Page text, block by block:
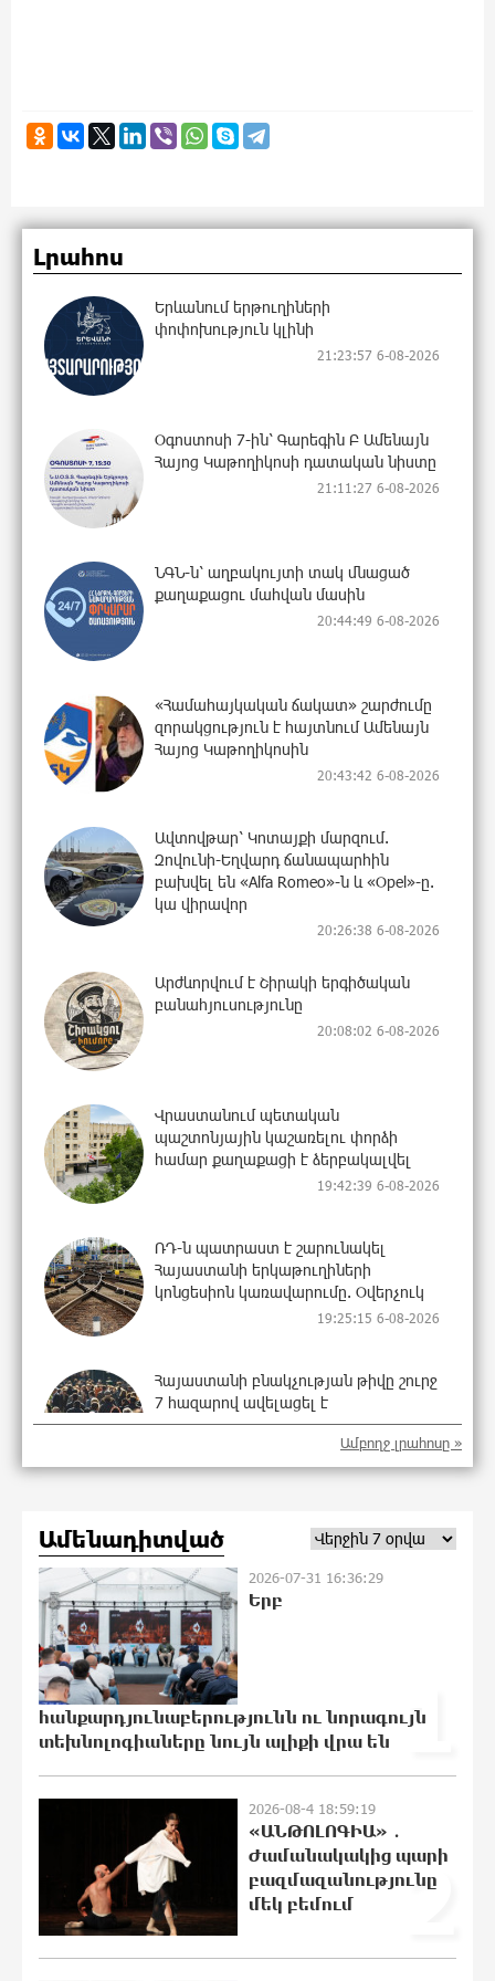
Լրահոս
Երևանում երթուղիների
փոփոխություն կլինի
21:23:57 6-08-2026
Օգոստոսի 7-ին՝ Գարեգին Բ Ամենայն
Հայոց Կաթողիկոսի դատական նիստը
21:11:27 6-08-2026
ՆԳՆ-ն՝ աղբակույտի տակ մնացած
քաղաքացու մահվան մասին
20:44:49 6-08-2026
«Համահայկական ճակատ» շարժումը
զորակցություն է հայտնում Ամենայն
Հայոց Կաթողիկոսին
20:43:42 6-08-2026
Ավտովթար՝ Կոտայքի մարզում.
Զովունի-Եղվարդ ճանապարհին
բախվել են «Alfa Romeo»-ն և «Opel»-ը.
կա վիրավոր
20:26:38 6-08-2026
Արժևորվում է Շիրակի երգիծական
բանահյուսությունը
20:08:02 6-08-2026
Վրաստանում պետական ​​
պաշտոնյային կաշառելու փորձի
համար քաղաքացի է ձերբակալվել
19:42:39 6-08-2026
ՌԴ-ն պատրաստ է շարունակել
Հայաստանի երկաթուղիների
կոնցեսիոն կառավարումը. Օվերչուկ
19:25:15 6-08-2026
Հայաստանի բնակչության թիվը շուրջ
7 հազարով ավելացել է
19:07:40 6-08-2026
Լիբանանում «Հըզբոլլահ»-ի
հրամանատարական կետերի և
պահեստների վրա
«Ռեալ Մադրիդ»-ն ու «ՌԲ Լայպցիգը»
համաձայնության են եկել Յան
Դիոմանդեի տրանսֆերի վերաբերյալ
18:30:50 6-08-2026
ուսանողներին առաջարկում է
պահանջարկ չունեցող
մասնագիտություններ. Ատոմ
Մխիթարյան
18:19:46 6-08-2026
Հայրենիքը փոքրանում է մեր աչքերի
Ամբողջ լրահոսը »
Ամենադիտված
1
2026-07-31 16:36:29
Երբ
հանքարդյունաբերությունն ու նորագույն
տեխնոլոգիաները նույն ալիքի վրա են
2
2026-08-4 18:59:19
«ԱՆԹՈԼՈԳԻԱ» ․
Ժամանակակից պարի
բազմազանությունը
մեկ բեմում